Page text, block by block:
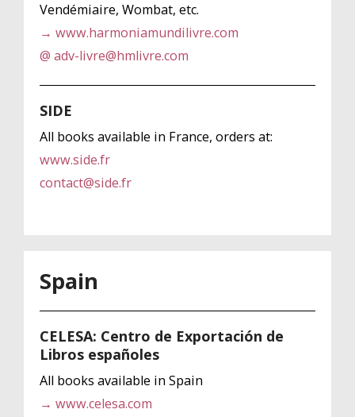
Vendémiaire, Wombat, etc.
→ www.harmoniamundilivre.com
@ adv-livre@hmlivre.com
SIDE
All books available in France, orders at:
www.side.fr
contact@side.fr
Spain
CELESA: Centro de Exportación de
Libros españoles
All books available in Spain
→ www.celesa.com